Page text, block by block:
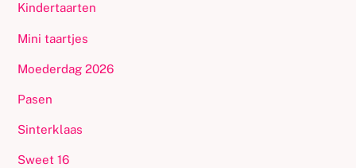
Kindertaarten
Mini taartjes
Moederdag 2026
Pasen
Sinterklaas
Sweet 16